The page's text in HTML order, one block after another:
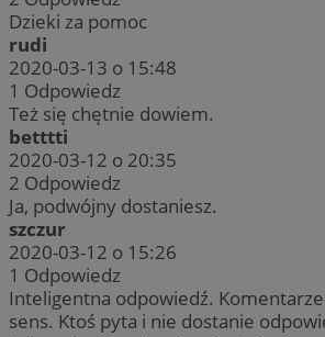
Dzieki za pomoc
rudi
2020-03-13 o 15:48
1 Odpowiedz
Też się chętnie dowiem.
betttti
2020-03-12 o 20:35
2 Odpowiedz
Ja, podwójny dostaniesz.
szczur
2020-03-12 o 15:26
1 Odpowiedz
Inteligentna odpowiedź.
sens. Ktoś pyta i nie dostanie